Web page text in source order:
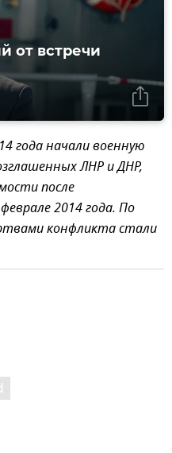
от встречи
года начали военную
ЛНР и ДНР,
после
2014 года. По
конфликта стали